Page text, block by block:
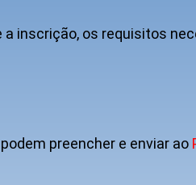
inscrição, os requisitos
preencher e enviar ao